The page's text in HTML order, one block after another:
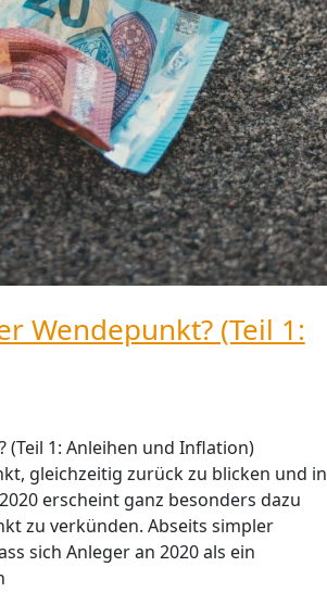
Wendepunkt? (Teil 1:
(Teil 1: Anleihen und Inflation)
gleichzeitig zurück zu blicken und in
erscheint ganz besonders dazu
zu verkünden. Abseits simpler
sich Anleger an 2020 als ein